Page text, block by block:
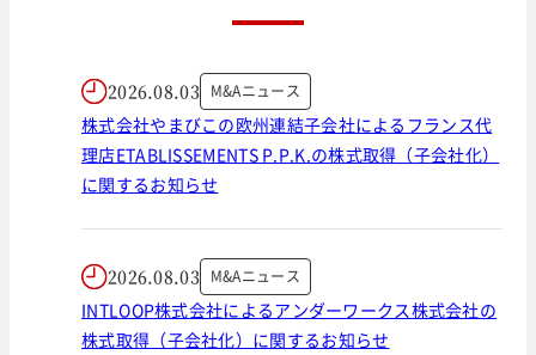
2026.08.03 M&Aニュース
株式会社やまびこの欧州連結子会社によるフランス代
理店ETABLISSEMENTS P.P.K.の株式取得（子会社化）
に関するお知らせ
2026.08.03 M&Aニュース
INTLOOP株式会社によるアンダーワークス株式会社の
株式取得（子会社化）に関するお知らせ